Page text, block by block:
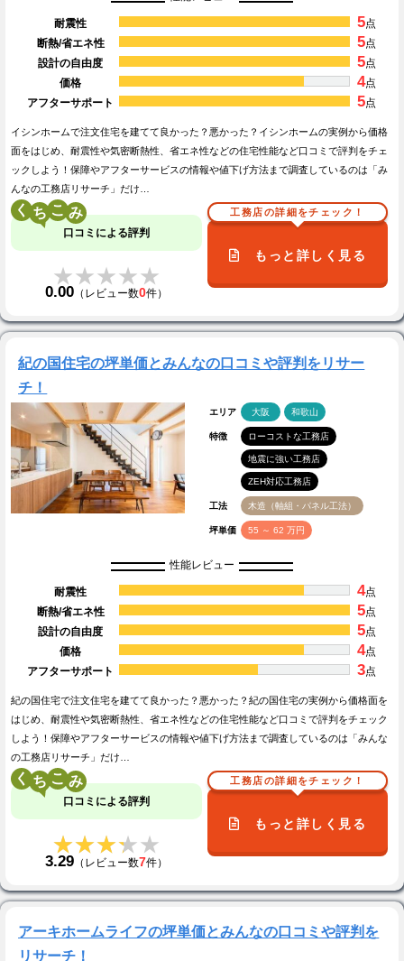
耐震性 5点
断熱/省エネ性
5点
設計の自由度
5点
価格
4点
アフターサポート
5点
イシンホームで注文住宅を建てて良かった？悪かった？イシンホームの実例から価格
面をはじめ、耐震性や気密断熱性、省エネ性などの住宅性能など口コミで評判をチェ
ックしよう！保障やアフターサービスの情報や値下げ方法まで調査しているのは「み
んなの工務店リサーチ」だけ…
く こ
口コミによる評判
★★★★★
★★★★★
0.00 （レビュー数0件）
工務店の詳細をチェック！
もっと詳しく見る
紀の国住宅の坪単価とみんなの口コミや評判をリサー
チ！
エリア 大阪 和歌山
特徴 ローコストな工務店
地震に強い工務店
ZEH対応工務店
工法 木造（軸組・パネル工法）
坪単価 55 ～ 62 万円
性能レビュー
耐震性 4点
断熱/省エネ性
5点
設計の自由度
5点
価格
4点
アフターサポート
3点
紀の国住宅で注文住宅を建てて良かった？悪かった？紀の国住宅の実例から価格面を
はじめ、耐震性や気密断熱性、省エネ性などの住宅性能など口コミで評判をチェック
しよう！保障やアフターサービスの情報や値下げ方法まで調査しているのは「みんな
の工務店リサーチ」だけ…
く こ
口コミによる評判
★★★★★
★★★★★
3.29 （レビュー数7件）
工務店の詳細をチェック！
もっと詳しく見る
アーキホームライフの坪単価とみんなの口コミや評判を
リサーチ！